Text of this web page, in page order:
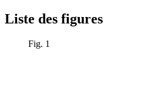
Liste des figures
Fig. 1